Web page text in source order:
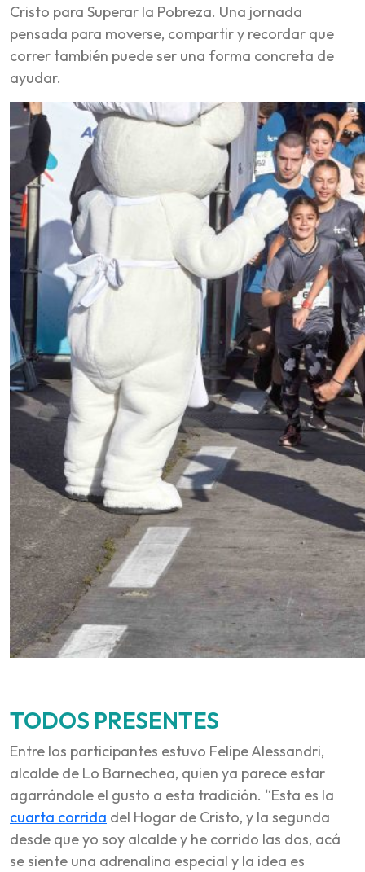
Cristo para Superar la Pobreza. Una jornada
pensada para moverse, compartir y recordar que
correr también puede ser una forma concreta de
ayudar.
TODOS PRESENTES
Entre los participantes estuvo Felipe Alessandri,
alcalde de Lo Barnechea, quien ya parece estar
agarrándole el gusto a esta tradición. “Esta es la
cuarta corrida del Hogar de Cristo, y la segunda
desde que yo soy alcalde y he corrido las dos, acá
se siente una adrenalina especial y la idea es